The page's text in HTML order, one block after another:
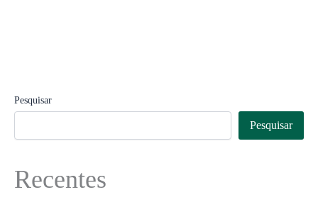
Pesquisar
Pesquisar
Recentes